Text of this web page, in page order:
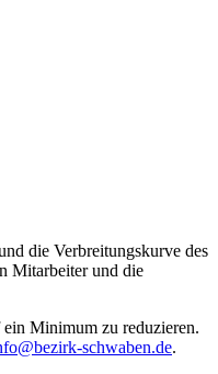
die Verbreitungskurve des
Mitarbeiter und die
Minimum zu reduzieren.
schwaben.de.